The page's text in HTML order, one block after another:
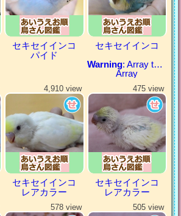
セキセイインコ
パイド
セキセイインコ
Warning: Array to string conversion in
Array
4,910 view
セキセイインコ
レアカラー
475 view
セキセイインコ
レアカラー
578 view 505 view